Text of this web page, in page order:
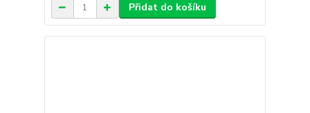
Přidat do košíku